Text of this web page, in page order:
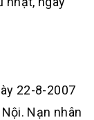
22-8-2007
Nạn nhân